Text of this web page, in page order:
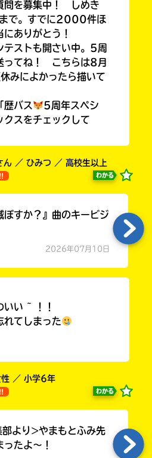
..
問を募集中！ しめき
で。すでに2000件ほ
ありがとう！
テストも開さい中。5周
ってね！ こちらは8月
みによかったら描いて
歴バス
5周年スペシ
クスをチェックして
ん ／ ひみつ ／ 高校生以上
わかる
ぼすか？』曲のキービジ
2026年07月10日
いい ~ ！！
れてしまった
／ 小学6年
わかる
より>やまもとふみ先
たよ～！
い
え
入
力
内
ラ
が
あ
う
度
認